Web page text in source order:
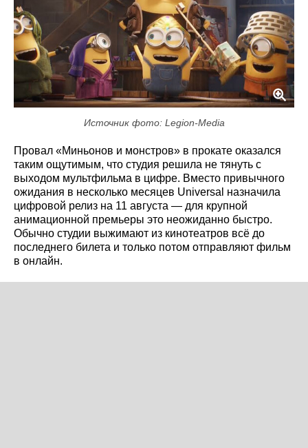
Источник фото: Legion-Media
Провал «Миньонов и монстров» в прокате оказался
таким ощутимым, что студия решила не тянуть с
выходом мультфильма в цифре. Вместо привычного
ожидания в несколько месяцев Universal назначила
цифровой релиз на 11 августа — для крупной
анимационной премьеры это неожиданно быстро.
Обычно студии выжимают из кинотеатров всё до
последнего билета и только потом отправляют фильм
в онлайн.